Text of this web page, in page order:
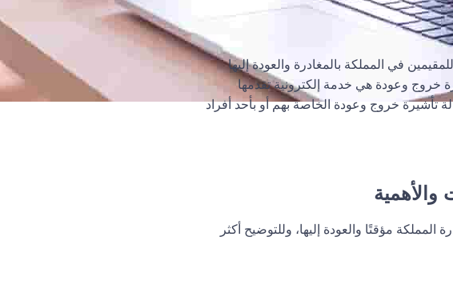
في المملكة بالمغادرة والعودة إليها
خروج وعودة هي خدمة إلكترونية تقدمها
تأشيرة خروج وعودة الخاصة بهم أو بأحد أفراد
والأهمية
مؤقتًا والعودة إليها، وللتوضيح أكثر